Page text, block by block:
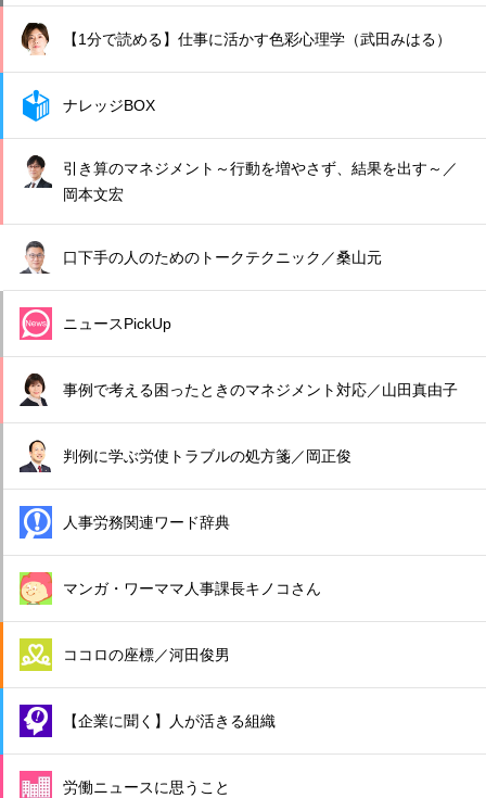
【1分で読める】仕事に活かす色彩心理学（武田みはる）
ナレッジBOX
引き算のマネジメント～行動を増やさず、結果を出す～／
岡本文宏
口下手の人のためのトークテクニック／桑山元
ニュースPickUp
事例で考える困ったときのマネジメント対応／山田真由子
判例に学ぶ労使トラブルの処方箋／岡正俊
人事労務関連ワード辞典
マンガ・ワーママ人事課長キノコさん
ココロの座標／河田俊男
【企業に聞く】人が活きる組織
労働ニュースに思うこと